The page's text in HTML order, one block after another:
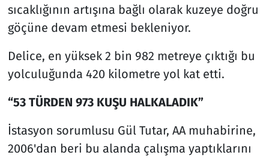
sıcaklığının artışına bağlı olarak kuzeye doğru
göçüne devam etmesi bekleniyor.
Delice, en yüksek 2 bin 982 metreye çıktığı bu
yolculuğunda 420 kilometre yol kat etti.
“53 TÜRDEN 973 KUŞU HALKALADIK”
İstasyon sorumlusu Gül Tutar, AA muhabirine,
2006'dan beri bu alanda çalışma yaptıklarını